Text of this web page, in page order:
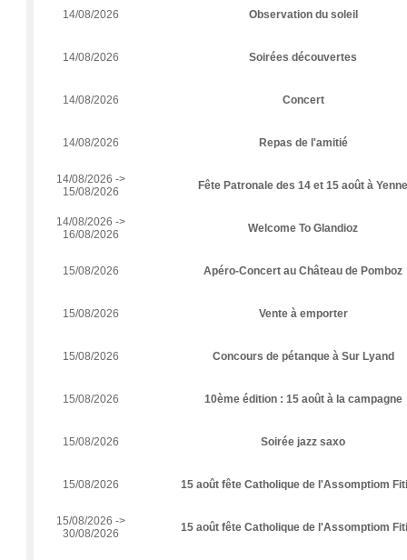
14/08/2026 Observation du soleil
14/08/2026 Soirées découvertes
14/08/2026 Concert
14/08/2026 Repas de l'amitié
14/08/2026 ->
15/08/2026
Fête Patronale des 14 et 15 août à Yenne
14/08/2026 ->
16/08/2026
Welcome To Glandioz
15/08/2026 Apéro-Concert au Château de Pomboz
15/08/2026 Vente à emporter
15/08/2026 Concours de pétanque à Sur Lyand
15/08/2026 10ème édition : 15 août à la campagne
15/08/2026 Soirée jazz saxo
15/08/2026 15 août fête Catholique de l'Assomptiom
15/08/2026 ->
30/08/2026
15 août fête Catholique de l'Assomptiom